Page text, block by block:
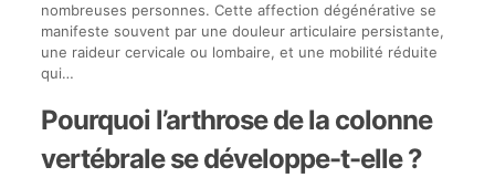
nombreuses personnes. Cette affection dégénérative se
manifeste souvent par une douleur articulaire persistante,
une raideur cervicale ou lombaire, et une mobilité réduite
qui…
Pourquoi l’arthrose de la colonne
vertébrale se développe-t-elle ?